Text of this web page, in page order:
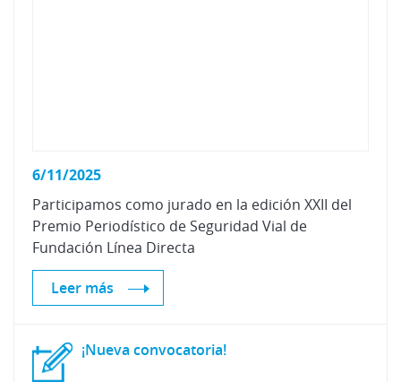
6/11/2025
Participamos como jurado en la edición XXII del
Premio Periodístico de Seguridad Vial de
Fundación Línea Directa
Leer más
¡Nueva convocatoria!